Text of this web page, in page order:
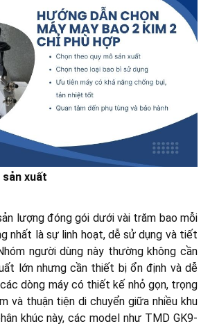
sản xuất
lượng đóng gói dưới vài trăm bao mỗi
nhất là sự linh hoạt, dễ sử dụng và tiết
người dùng này thường không cần
lớn nhưng cần thiết bị ổn định và dễ
dòng máy có thiết kế nhỏ gọn, trọng
và thuận tiện di chuyển giữa nhiều khu
khúc này, các model như TMD GK9-